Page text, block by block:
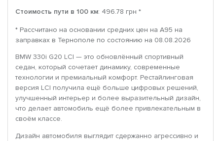
Стоимость пути в 100 км: 496.78 грн *
* Рассчитано на основании средних цен на A95 на
заправках в Тернополе по состоянию на 08.08.2026
BMW 330i G20 LCI — это обновлённый спортивный
седан, который сочетает динамику, современные
технологии и премиальный комфорт. Рестайлинговая
версия LCI получила ещё больше цифровых решений,
улучшенный интерьер и более выразительный дизайн,
что делает автомобиль ещё более привлекательным в
своём классе.
Дизайн автомобиля выглядит сдержанно агрессивно и